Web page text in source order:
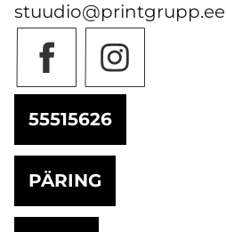
stuudio@printgrupp.ee
55515626
PÄRING